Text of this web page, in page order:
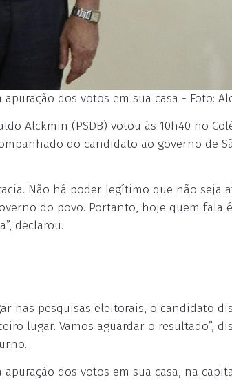
dos votos em sua casa - Foto:
Alckmin (PSDB) votou às 10h40 no
do candidato ao governo de
Não há poder legítimo que não seja
do povo. Portanto, hoje quem fala
declarou.
nas pesquisas eleitorais, o candidato
lugar. Vamos aguardar o resultado”,
dos votos em sua casa, na